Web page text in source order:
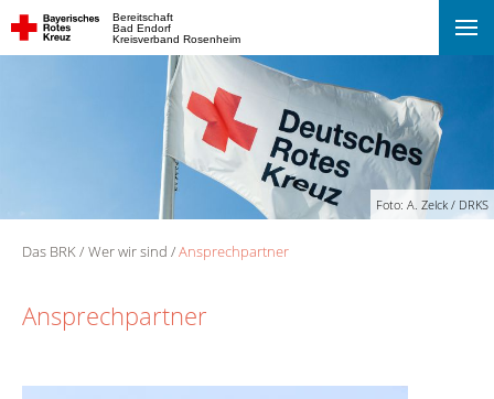
Bereitschaft
Bad Endorf
Kreisverband Rosenheim
Foto: A. Zelck / DRKS
Das BRK Wer wir sind Ansprechpartner
Ansprechpartner